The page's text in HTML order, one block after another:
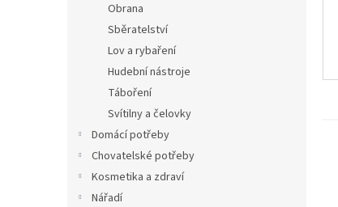
Obrana
Sběratelství
Lov a rybaření
Hudební nástroje
Táboření
Svítilny a čelovky
Domácí potřeby
Chovatelské potřeby
Kosmetika a zdraví
Nářadí